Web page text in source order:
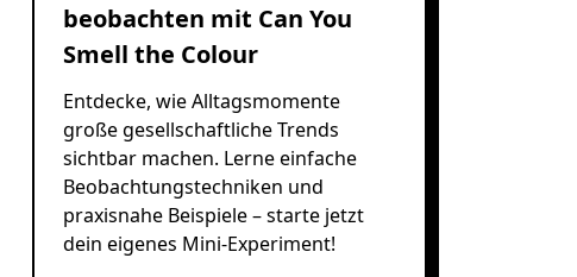
beobachten mit Can You
Smell the Colour
Entdecke, wie Alltagsmomente
große gesellschaftliche Trends
sichtbar machen. Lerne einfache
Beobachtungstechniken und
praxisnahe Beispiele – starte jetzt
dein eigenes Mini-Experiment!